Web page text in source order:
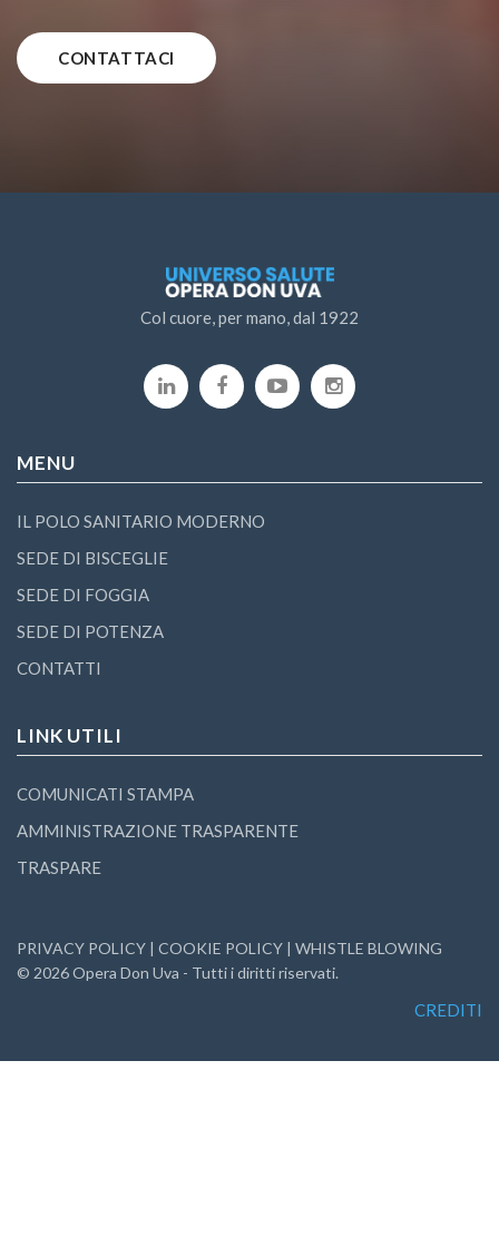
CONTATTACI
Col cuore, per mano, dal 1922
MENU
IL POLO SANITARIO MODERNO
SEDE DI BISCEGLIE
SEDE DI FOGGIA
SEDE DI POTENZA
CONTATTI
LINK UTILI
COMUNICATI STAMPA
AMMINISTRAZIONE TRASPARENTE
TRASPARE
PRIVACY POLICY | COOKIE POLICY | WHISTLE BLOWING
© 2026Opera Don Uva - Tutti i diritti riservati.
CREDITI